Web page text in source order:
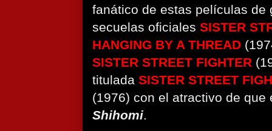
fanático de estas películas de
secuelas oficiales SISTER
HANGING BY A THREAD
SISTER STREET FIGHTER
titulada SISTER STREET
(1976) con el atractivo de
Shihomi.